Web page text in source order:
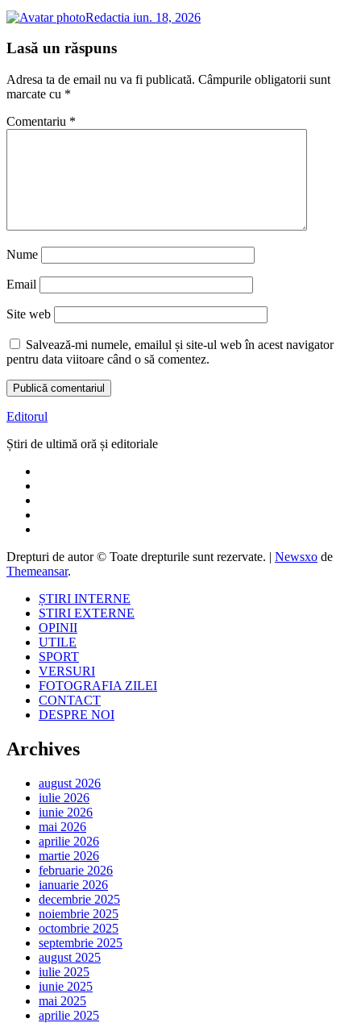
Redactia iun. 18, 2026
Lasă un răspuns
Adresa ta de email nu va fi publicată. Câmpurile obligatorii sunt
marcate cu *
Comentariu *
Nume
Email
Site web
Salvează-mi numele, emailul și site-ul web în acest navigator
pentru data viitoare când o să comentez.
Editorul
Știri de ultimă oră și editoriale
Drepturi de autor © Toate drepturile sunt rezervate. | Newsxo de
Themeansar.
ȘTIRI INTERNE
STIRI EXTERNE
OPINII
UTILE
SPORT
VERSURI
FOTOGRAFIA ZILEI
CONTACT
DESPRE NOI
Archives
august 2026
iulie 2026
iunie 2026
mai 2026
aprilie 2026
martie 2026
februarie 2026
ianuarie 2026
decembrie 2025
noiembrie 2025
octombrie 2025
septembrie 2025
august 2025
iulie 2025
iunie 2025
mai 2025
aprilie 2025